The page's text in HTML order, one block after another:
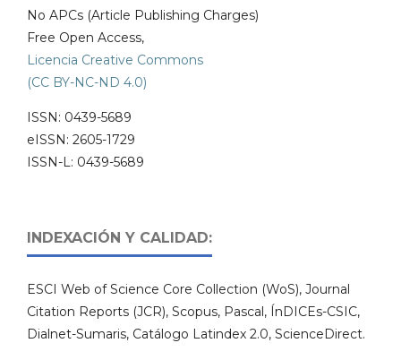
No APCs (Article Publishing Charges)
Free Open Access,
Licencia Creative Commons
(CC BY-NC-ND 4.0)
ISSN: 0439-5689
eISSN: 2605-1729
ISSN-L: 0439-5689
INDEXACIÓN Y CALIDAD:
ESCI Web of Science Core Collection (WoS), Journal
Citation Reports (JCR), Scopus, Pascal, ÍnDICEs-CSIC,
Dialnet-Sumaris, Catálogo Latindex 2.0, ScienceDirect.